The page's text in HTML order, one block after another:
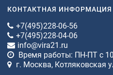
КОНТАКТНАЯ ИНФОРМАЦИЯ
+7(495)228-06-56
+7(495)228-04-06
info@vira21.ru
Время работы: ПН-ПТ с
г. Москва, Котляковская